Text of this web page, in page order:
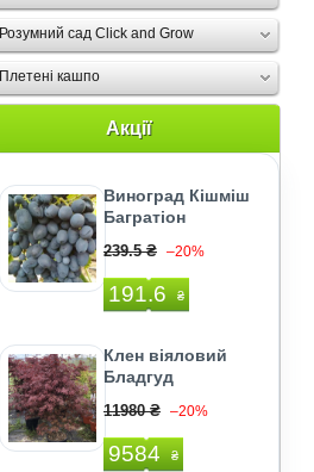
Розумний сад Click and Grow
Плетені кашпо
Акції
Виноград Кішміш
Багратіон
239.5 ₴ –20%
191.6 ₴
Клен віяловий
Бладгуд
11980 ₴ –20%
9584 ₴